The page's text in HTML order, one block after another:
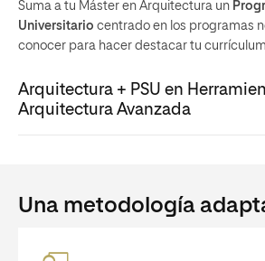
Suma a tu Máster en Arquitectura un
Universitario centrado en los programas
conocer para hacer destacar tu
Arquitectura + PSU en
Arquitectura Avanzada
Una metodología